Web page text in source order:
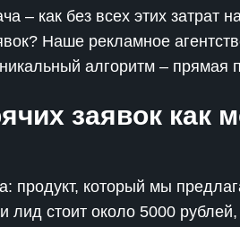
– как без всех этих затрат
Наше рекламное
алгоритм – прямая
заявок как
продукт, который мы
лид стоит около 5000